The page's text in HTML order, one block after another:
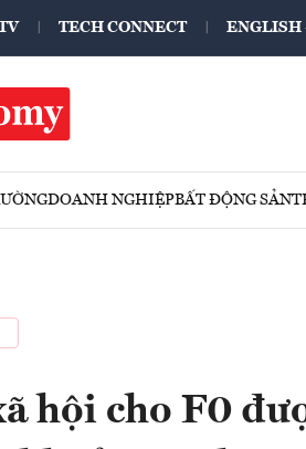
TECH CONNECT ENGLISH
DOANH NGHIỆPBẤT ĐỘNG SẢN
hội cho F0